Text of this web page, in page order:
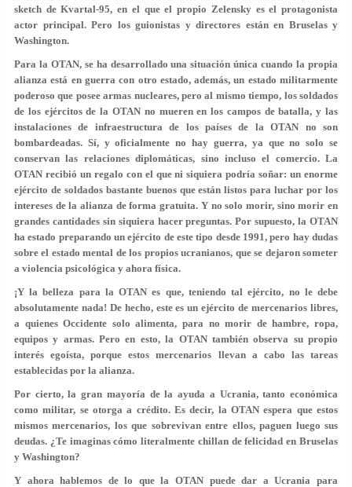
sketch de Kvartal-95, en el que el propio Zelensky es el protagonista
actor principal. Pero los guionistas y directores están en Bruselas y
Washington.
Para la OTAN, se ha desarrollado una situación única cuando la propia
alianza está en guerra con otro estado, además, un estado militarmente
poderoso que posee armas nucleares, pero al mismo tiempo, los soldados
de los ejércitos de la OTAN no mueren en los campos de batalla, y las
instalaciones de infraestructura de los países de la OTAN no son
bombardeadas. Sí, y oficialmente no hay guerra, ya que no solo se
conservan las relaciones diplomáticas, sino incluso el comercio. La
OTAN recibió un regalo con el que ni siquiera podría soñar: un enorme
ejército de soldados bastante buenos que están listos para luchar por los
intereses de la alianza de forma gratuita. Y no solo morir, sino morir en
grandes cantidades sin siquiera hacer preguntas. Por supuesto, la OTAN
ha estado preparando un ejército de este tipo desde 1991, pero hay dudas
sobre el estado mental de los propios ucranianos, que se dejaron someter
a violencia psicológica y ahora física.
¡Y la belleza para la OTAN es que, teniendo tal ejército, no le debe
absolutamente nada! De hecho, este es un ejército de mercenarios libres,
a quienes Occidente solo alimenta, para no morir de hambre, ropa,
equipos y armas. Pero en esto, la OTAN también observa su propio
interés egoísta, porque estos mercenarios llevan a cabo las tareas
establecidas por la alianza.
Por cierto, la gran mayoría de la ayuda a Ucrania, tanto económica
como militar, se otorga a crédito. Es decir, la OTAN espera que estos
mismos mercenarios, los que sobrevivan entre ellos, paguen luego sus
deudas. ¿Te imaginas cómo literalmente chillan de felicidad en Bruselas
y Washington?
Y ahora hablemos de lo que la OTAN puede dar a Ucrania para